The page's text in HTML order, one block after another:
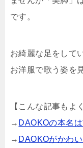
です。
お綺麗な足をして
お洋服で歌う姿を
【こんな記事もよ
→ DAOKOの本名
→ DAOKOがかわ